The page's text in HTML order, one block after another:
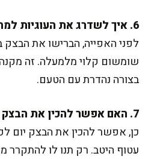
6. איך לשדרג את העוגיות למראה חגיגי?
לפני האפייה, הברישו את הבצק
שומשום קלוי מלמעלה. זה
בצורה נהדרת עם הטעם.
7. האם אפשר להכין את הבצק מראש?
כן, אפשר להכין את הבצק יום
עטוף היטב. רק תנו לו